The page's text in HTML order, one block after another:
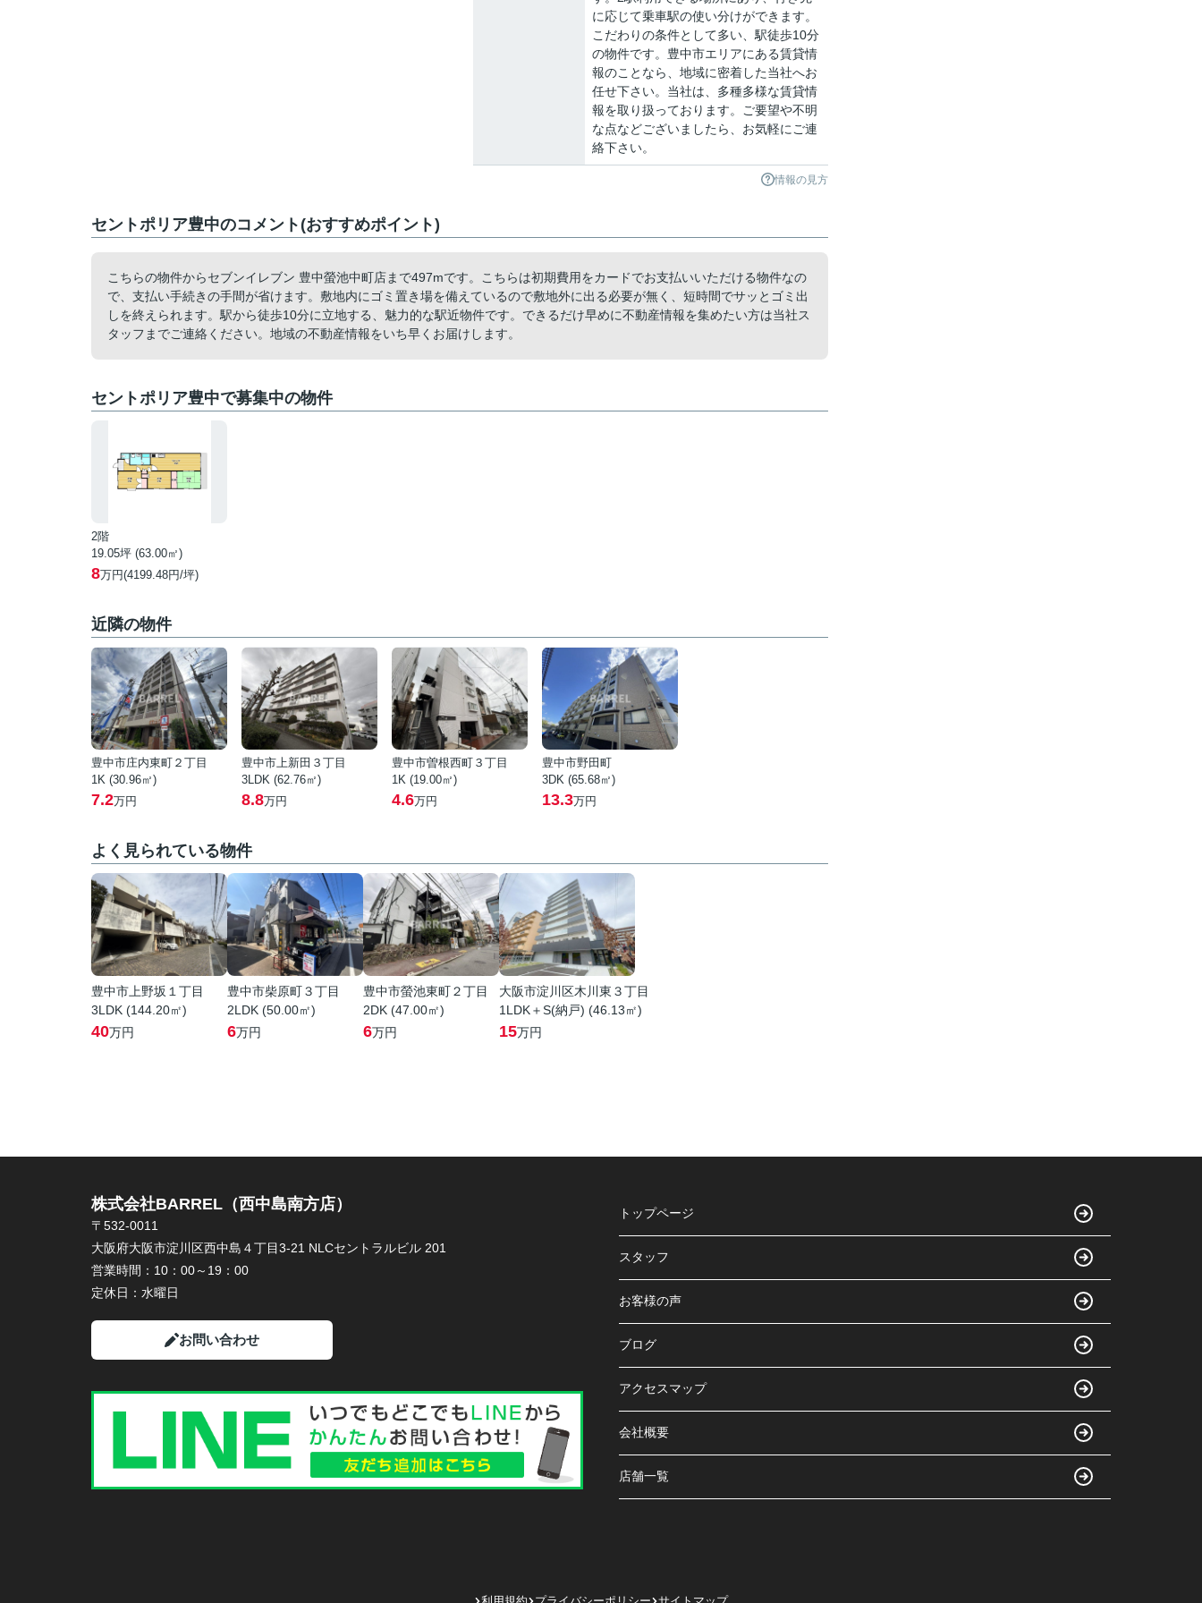
に応じて乗車駅の使い分けができます。
こだわりの条件として多い、駅徒歩10分
の物件です。豊中市エリアにある賃貸情
報のことなら、地域に密着した当社へお
任せ下さい。当社は、多種多様な賃貸情
報を取り扱っております。ご要望や不明
な点などございましたら、お気軽にご連
絡下さい。
情報の見方
セントポリア豊中のコメント(おすすめポイント)
こちらの物件からセブンイレブン 豊中螢池中町店まで497mです。こちらは初期費用をカードでお支払いいただける物件なの
で、支払い手続きの手間が省けます。敷地内にゴミ置き場を備えているので敷地外に出る必要が無く、短時間でサッとゴミ出
しを終えられます。駅から徒歩10分に立地する、魅力的な駅近物件です。できるだけ早めに不動産情報を集めたい方は当社ス
タッフまでご連絡ください。地域の不動産情報をいち早くお届けします。
セントポリア豊中で募集中の物件
2階
19.05坪 (63.00㎡)
8万円(4199.48円/坪)
近隣の物件
豊中市庄内東町２丁目
1K (30.96㎡)
7.2万円
豊中市上新田３丁目
3LDK (62.76㎡)
8.8万円
豊中市曽根西町３丁目
1K (19.00㎡)
4.6万円
豊中市野田町
3DK (65.68㎡)
13.3万円
よく見られている物件
豊中市上野坂１丁目
3LDK (144.20㎡)
40万円
豊中市柴原町３丁目
2LDK (50.00㎡)
6万円
豊中市螢池東町２丁目
2DK (47.00㎡)
6万円
大阪市淀川区木川東３丁目
1LDK＋S(納戸) (46.13㎡)
15万円
株式会社BARREL（西中島南方店）
〒532-0011
大阪府大阪市淀川区西中島４丁目3-21 NLCセントラルビル 201
営業時間： 10：00～19：00
定休日： 水曜日
お問い合わせ
トップページ
スタッフ
お客様の声
ブログ
アクセスマップ
会社概要
店舗一覧